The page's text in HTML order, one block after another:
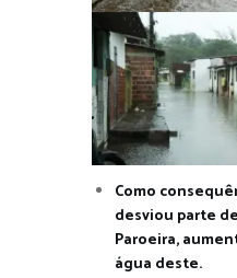
Como
desviou parte
Paroeira,
água deste.